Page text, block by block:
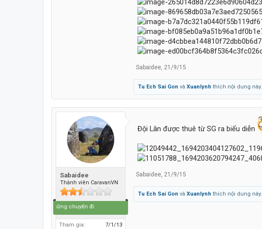
Sabaidee, 21/9/15
Tu Ech Sai Gon và Xuanlynh thích nội dung này.
Sabaidee
Thành viên CaravanVN
Cuộc đời là những chuyến đi
Tham gia: 7/1/13
Đội Lân được thuê từ SG ra biểu diễn
Sabaidee, 21/9/15
Tu Ech Sai Gon và Xuanlynh thích nội dung này.